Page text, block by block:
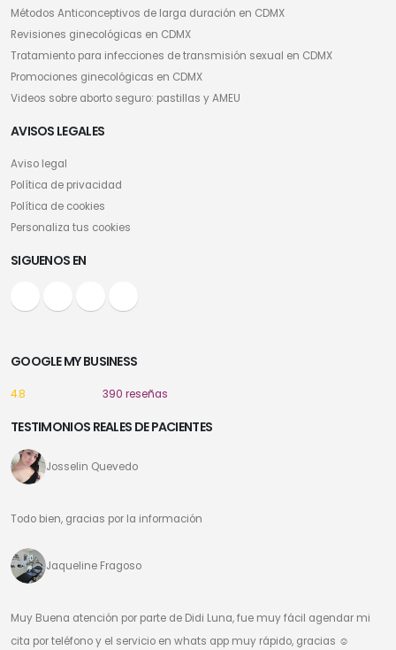
Métodos Anticonceptivos de larga duración en CDMX
Revisiones ginecológicas en CDMX
Tratamiento para infecciones de transmisión sexual en CDMX
Promociones ginecológicas en CDMX
Videos sobre aborto seguro: pastillas y AMEU
AVISOS LEGALES
Aviso legal
Política de privacidad
Política de cookies
Personaliza tus cookies
SIGUENOS EN
GOOGLE MY BUSINESS
4.8 390 reseñas
TESTIMONIOS REALES DE PACIENTES
Josselin Quevedo
Todo bien, gracias por la información
Jaqueline Fragoso
Muy Buena atención por parte de Didi Luna, fue muy fácil agendar mi
cita por teléfono y el servicio en whats app muy rápido, gracias ☺️